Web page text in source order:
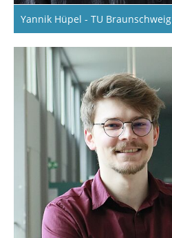
Yannik Hüpel - TU Braunschweig